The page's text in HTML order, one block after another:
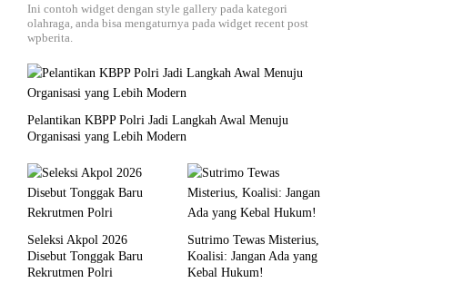
Ini contoh widget dengan style gallery pada kategori
olahraga, anda bisa mengaturnya pada widget recent post
wpberita.
Pelantikan KBPP Polri Jadi Langkah Awal Menuju
Organisasi yang Lebih Modern
Seleksi Akpol 2026
Disebut Tonggak Baru
Rekrutmen Polri
Sutrimo Tewas Misterius,
Koalisi: Jangan Ada yang
Kebal Hukum!